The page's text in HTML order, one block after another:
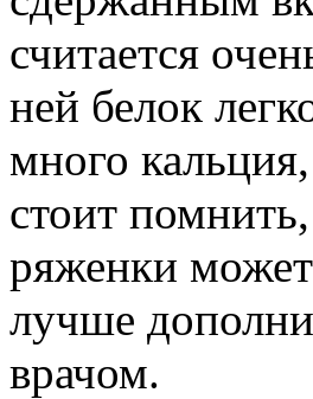
считается
ней белок
много
стоит
ряженки
лучше
врачом.